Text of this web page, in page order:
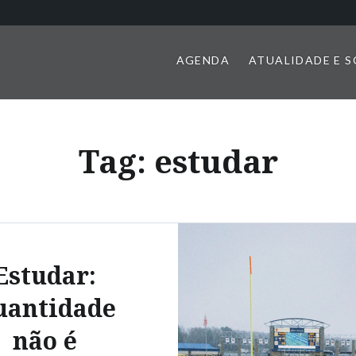
AGENDA ATUALIDADE E
Tag: estudar
não é